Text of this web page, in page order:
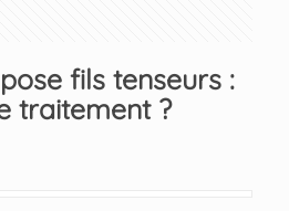
fils tenseurs :
traitement ?